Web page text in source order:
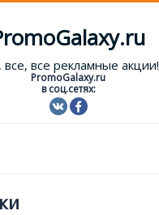
все, все рекламные акции!
PromoGalaxy.ru
в соц.сетях: